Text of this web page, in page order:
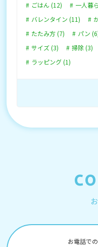
ごはん (12)
一人暮
バレンタイン (11)
たたみ方 (7)
パン
サイズ (3)
掃除 (3)
ラッピング (1)
お電話で